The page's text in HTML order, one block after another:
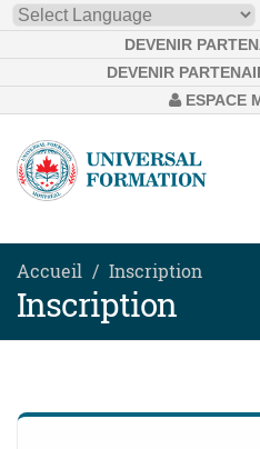
DEVENIR
DEVENIR
ESPACE
Accueil Inscription
Inscription